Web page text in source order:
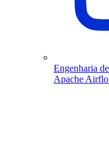
Engenharia
Apache